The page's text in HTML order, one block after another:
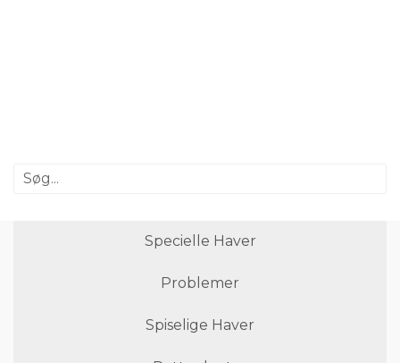
Specielle Haver
Problemer
Spiselige Haver